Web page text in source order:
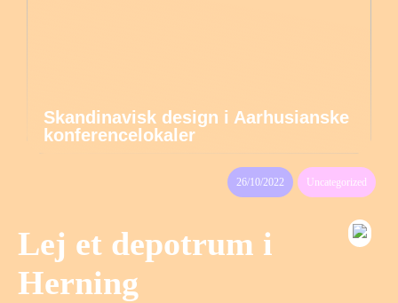
Skandinavisk design i Aarhusianske
konferencelokaler
26/10/2022 Uncategorized
Lej et depotrum i
Herning